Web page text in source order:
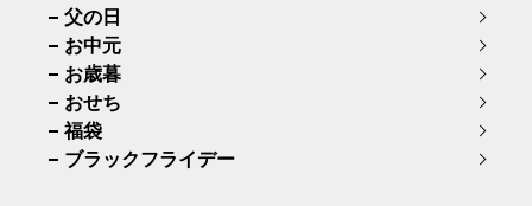
父の日
お中元
お歳暮
おせち
福袋
ブラックフライデー